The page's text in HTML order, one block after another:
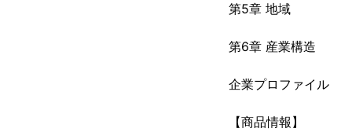
第5章 地域
第6章 産業構造
企業プロファイル
【商品情報】